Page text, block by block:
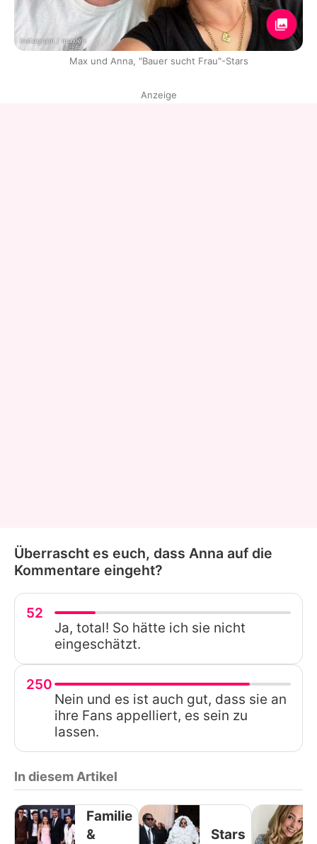
Instagram / maxleix
Max und Anna, "Bauer sucht Frau"-Stars
Anzeige
Überrascht es euch, dass Anna auf die
Kommentare eingeht?
52
Ja, total! So hätte ich sie nicht
eingeschätzt.
250
Nein und es ist auch gut, dass sie an
ihre Fans appelliert, es sein zu
lassen.
In diesem Artikel
Familie
&
Stars